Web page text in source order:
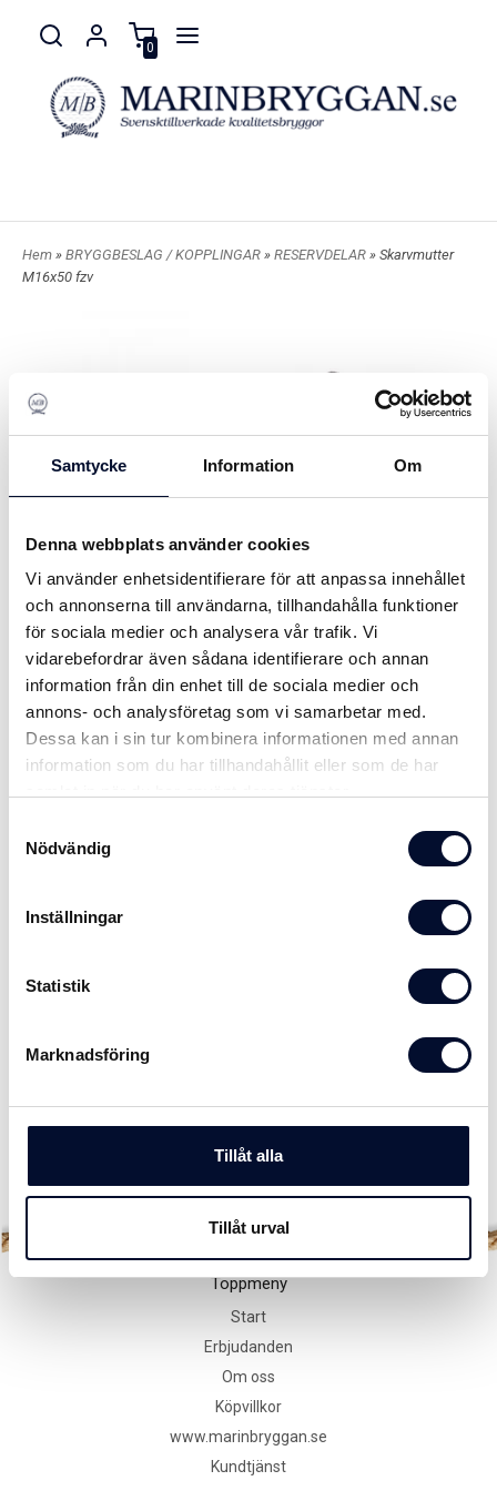
Samtycke Information Om
Denna webbplats använder cookies
Vi använder enhetsidentifierare för att anpassa innehållet
och annonserna till användarna, tillhandahålla funktioner
för sociala medier och analysera vår trafik. Vi
vidarebefordrar även sådana identifierare och annan
information från din enhet till de sociala medier och
annons- och analysföretag som vi samarbetar med.
Dessa kan i sin tur kombinera informationen med annan
information som du har tillhandahållit eller som de har
Nödvändig
Inställningar
Statistik
Marknadsföring
Tillåt alla
Tillåt urval
0
Hem » BRYGGBESLAG / KOPPLINGAR » RESERVDELAR » Skarvmutter
M16x50 fzv
Skarvmutter M16x50 fzv
M6HM Skarvmutter 6kt 4 M16x50 fzv
Skriv ut
Artikelnamn:
SPECIFIKATIONER
DELA
Tillbaka
Toppmeny
Start
Erbjudanden
Om oss
Köpvillkor
www.marinbryggan.se
Kundtjänst